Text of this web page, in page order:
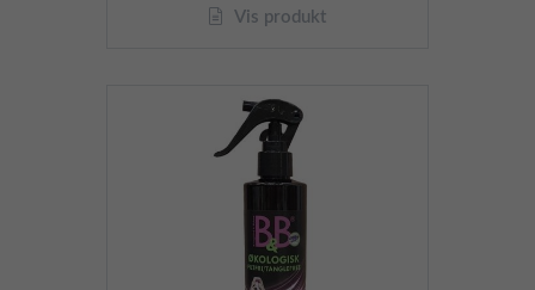
Vis produkt